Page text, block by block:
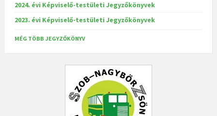
2024. évi Képviselő-testületi Jegyzőkönyvek
2023. évi Képviselő-testületi Jegyzőkönyvek
MÉG TÖBB JEGYZŐKÖNYV